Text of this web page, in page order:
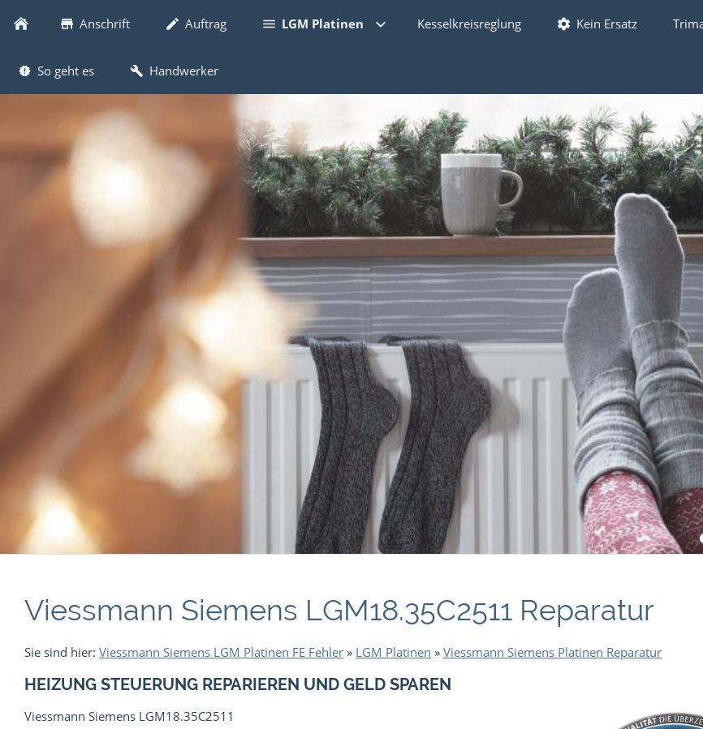
Anschrift Auftrag LGM Platinen Kesselkreisreglung Kein Ersatz
So geht es Handwerker
Viessmann Siemens LGM18.35C2511 Reparatur
Sie sind hier: Viessmann Siemens LGM Platinen FE Fehler » LGM Platinen » Viessmann Siemens Platinen Reparatur
HEIZUNG STEUERUNG REPARIEREN UND GELD SPAREN
Viessmann Siemens LGM18.35C2511